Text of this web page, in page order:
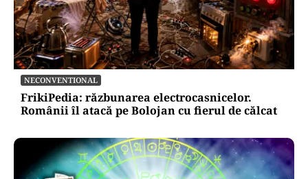
NECONVENTIONAL
FrikiPedia: răzbunarea electrocasnicelor.
Românii îl atacă pe Bolojan cu fierul de călcat